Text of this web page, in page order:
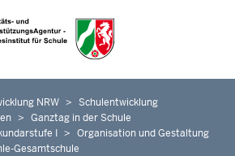
zum Inhalt
Hauptmenü
NRW
Schulentwicklung
Ganztag in der Schule
I
Organisation und Gestaltung
Gesamtschule